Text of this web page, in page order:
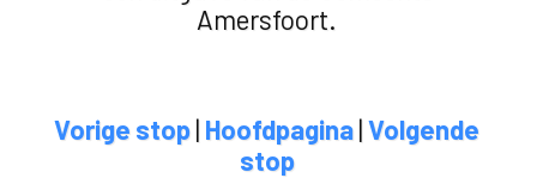
Amersfoort.
Vorige stop| Hoofdpagina|Volgende
stop